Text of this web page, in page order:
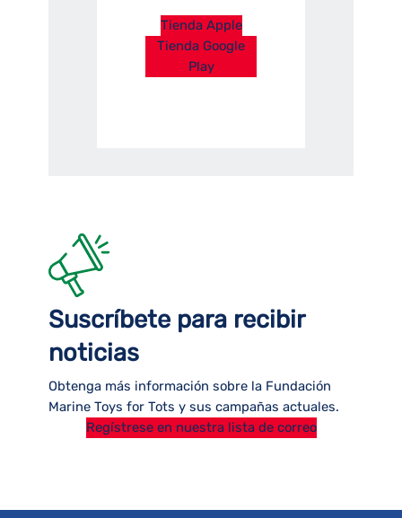
Tienda Apple
Tienda Google
Play
Suscríbete para recibir
noticias
Obtenga más información sobre la Fundación
Marine Toys for Tots y sus campañas actuales.
Regístrese en nuestra lista de correo